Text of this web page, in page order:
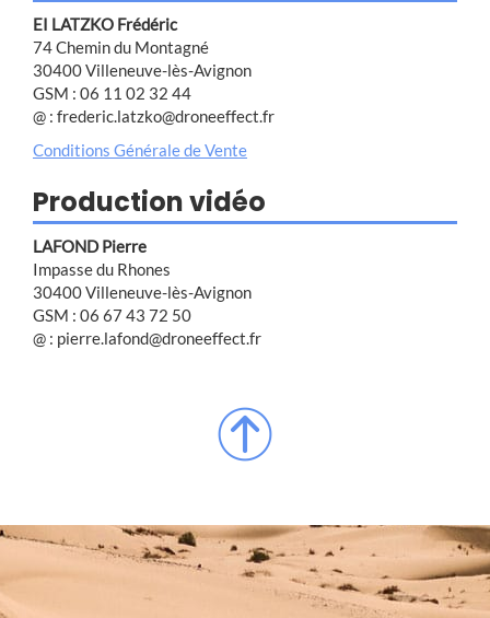
EI LATZKO Frédéric
74 Chemin du Montagné
30400 Villeneuve-lès-Avignon
GSM : 06 11 02 32 44
@ : frederic.latzko@droneeffect.fr
Conditions Générale de Vente
Production vidéo
LAFOND Pierre
Impasse du Rhones
30400 Villeneuve-lès-Avignon
GSM : 06 67 43 72 50
@ : pierre.lafond@droneeffect.fr